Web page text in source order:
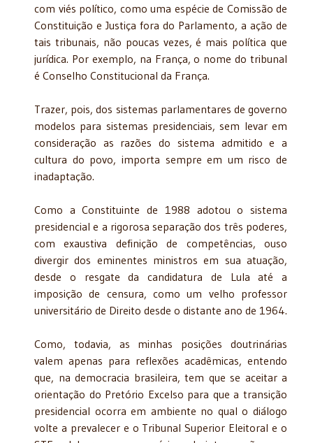
com viés político, como uma espécie de Comissão de
Constituição e Justiça fora do Parlamento, a ação de
tais tribunais, não poucas vezes, é mais política que
jurídica. Por exemplo, na França, o nome do tribunal
é Conselho Constitucional da França.
Trazer, pois, dos sistemas parlamentares de governo
modelos para sistemas presidenciais, sem levar em
consideração as razões do sistema admitido e a
cultura do povo, importa sempre em um risco de
inadaptação.
Como a Constituinte de 1988 adotou o sistema
presidencial e a rigorosa separação dos três poderes,
com exaustiva definição de competências, ouso
divergir dos eminentes ministros em sua atuação,
desde o resgate da candidatura de Lula até a
imposição de censura, como um velho professor
universitário de Direito desde o distante ano de 1964.
Como, todavia, as minhas posições doutrinárias
valem apenas para reflexões acadêmicas, entendo
que, na democracia brasileira, tem que se aceitar a
orientação do Pretório Excelso para que a transição
presidencial ocorra em ambiente no qual o diálogo
volte a prevalecer e o Tribunal Superior Eleitoral e o